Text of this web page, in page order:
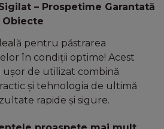
– Prospetime Garantată
pentru păstrarea
în condiții optime! Acest
ușor de utilizat combină
și tehnologia de ultimă
rapide și sigure.